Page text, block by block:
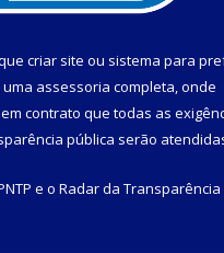
criar site ou sistema para
assessoria completa, onde
contrato que todas as
pública serão
e o Radar da Transparência